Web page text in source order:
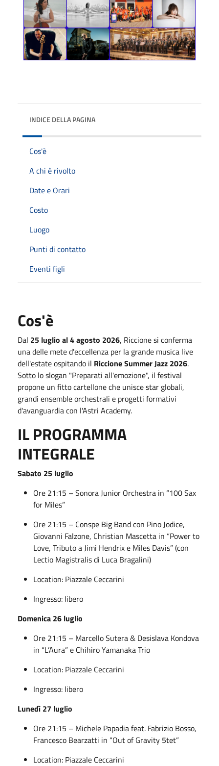
INDICE DELLA PAGINA
Cos'è
A chi è rivolto
Date e Orari
Costo
Luogo
Punti di contatto
Eventi figli
Cos'è
Dal 25 luglio al 4 agosto 2026, Riccione si conferma
una delle mete d'eccellenza per la grande musica live
dell'estate ospitando il Riccione Summer Jazz 2026.
Sotto lo slogan "Preparati all'emozione", il festival
propone un fitto cartellone che unisce star globali,
grandi ensemble orchestrali e progetti formativi
d'avanguardia con l'Astri Academy.
IL PROGRAMMA
INTEGRALE
Sabato 25 luglio
Ore 21:15 – Sonora Junior Orchestra in “100 Sax
for Miles”
Ore 21:15 – Conspe Big Band con Pino Jodice,
Giovanni Falzone, Christian Mascetta in “Power to
Love, Tributo a Jimi Hendrix e Miles Davis” (con
Lectio Magistralis di Luca Bragalini)
Location: Piazzale Ceccarini
Ingresso: libero
Domenica 26 luglio
Ore 21:15 – Marcello Sutera & Desislava Kondova
in “L’Aura” e Chihiro Yamanaka Trio
Location: Piazzale Ceccarini
Ingresso: libero
Lunedì 27 luglio
Ore 21:15 – Michele Papadia feat. Fabrizio Bosso,
Francesco Bearzatti in “Out of Gravity 5tet”
Location: Piazzale Ceccarini